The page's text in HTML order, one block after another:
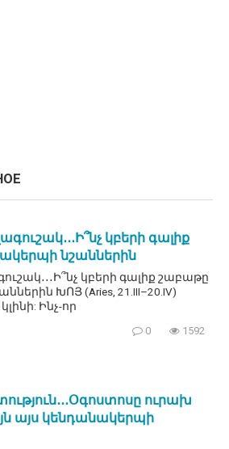
կբերի գալիք
նշաններին
կբերի գալիք շաբաթը
ԽՈՅ (Aries, 21.III–20.IV)
Ինչ-որ
0 1592
ուրախ
այս կենդանակերպի